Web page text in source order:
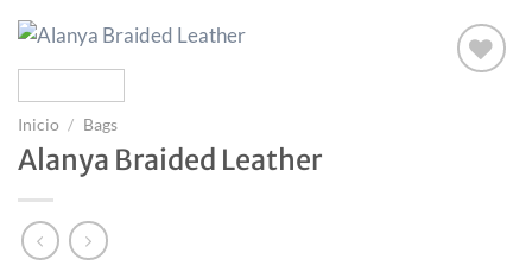
Inicio / Bags
Alanya Braided Leather